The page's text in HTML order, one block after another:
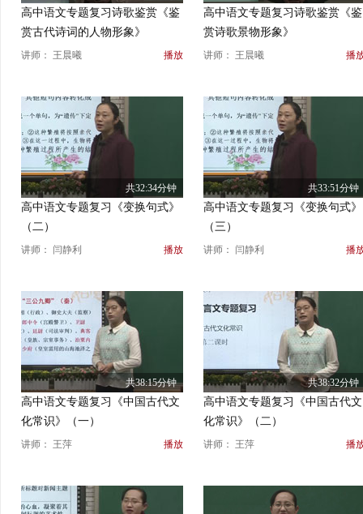
高中语文专题复习诗歌鉴赏《鉴
赏古代诗词的人物形象》
讲师： 王晨曦 播放
高中语文专题复习诗歌鉴赏《鉴
赏诗歌景物形象》
讲师： 王晨曦 播
共32:34分钟
高中语文专题复习《变换句式》
（二）
讲师： 闫静利 播放
共33:51分钟
高中语文专题复习《变换句式》
（三）
讲师： 闫静利 播
共38:15分钟
高中语文专题复习《中国古代文
化常识》（一）
讲师： 王萍 播放
共38:32分钟
高中语文专题复习《中国古代文
化常识》（二）
讲师： 王萍 播